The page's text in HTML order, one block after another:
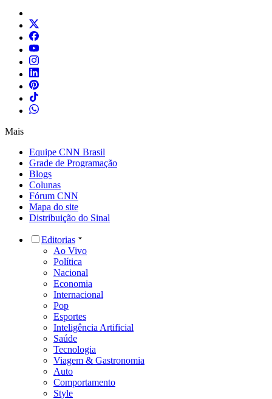
Mais
Equipe CNN Brasil
Grade de Programação
Blogs
Colunas
Fórum CNN
Mapa do site
Distribuição do Sinal
Editorias
Ao Vivo
Política
Nacional
Economia
Internacional
Pop
Esportes
Inteligência Artificial
Saúde
Tecnologia
Viagem & Gastronomia
Auto
Comportamento
Style